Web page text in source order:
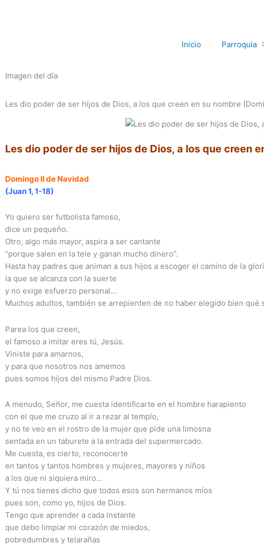
Inicio
Parroquia
Imagen del día
Les dio poder de ser hijos de Dios, a los que creen en su nombre
Les dio poder de ser hijos de Dios, a los que creen
Domingo II de Navidad
(Juan 1, 1-18)
Yo quiero ser futbolista famoso,
dice un pequeño.
Otro, algo más mayor, aspira a ser cantante
“porque salen en la tele y ganan mucho dinero”.
Hasta hay padres que animan a sus hijos a escoger el camino de la
la que se alcanza con la suerte
y no exige esfuerzo personal…
Muchos adultos, también se arrepienten de no haber elegido bien qué
Parea los que creen,
el famoso a imitar eres tú, Jesús.
Viniste para amarnos,
y para que nosotros nos amemos
pues somos hijos del mismo Padre Dios.
A menudo, Señor, me cuesta identificarte en el hombre harapiento
con el que me cruzo al ir a rezar al templo,
y no te veo en el rostro de la mujer que pide una limosna
sentada en un taburete a la entrada del supermercado.
Me cuesta, es cierto, reconocerte
en tantos y tantos hombres y mujeres, mayores y niños
a los que ni siquiera miro…
Y tú nos tienes dicho que todos esos son hermanos míos
pues son, como yo, hijos de Dios.
Tengo que aprender a cada instante
que debo limpiar mi corazón de miedos,
pobredumbres y telarañas